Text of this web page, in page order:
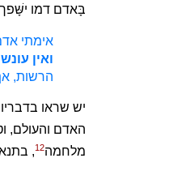
בָּאדם דמו
אימתי
ואין
הרשות,
יש שראו
האדם והעולם,
מלחמה12
,